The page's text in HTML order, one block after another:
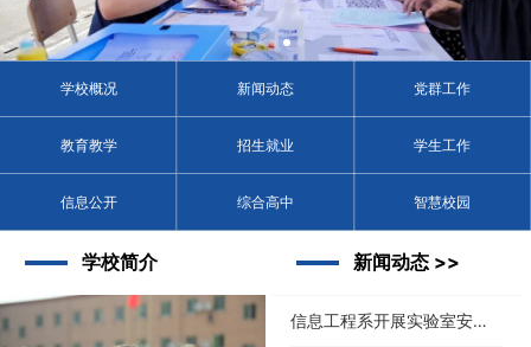
学校概况 新闻动态 党群工作
教育教学 招生就业 学生工作
信息公开 综合高中 智慧校园
学校简介 新闻动态 >>
信息工程系开展实验室安全培训教研活动